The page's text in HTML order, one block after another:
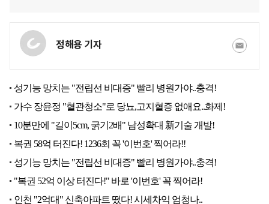
정해용 기자